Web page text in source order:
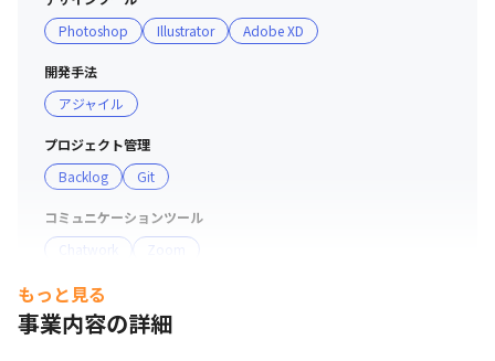
Photoshop
Illustrator Adobe XD
開発手法
アジャイル
プロジェクト管理
Backlog
Git
コミュニケーションツール
Chatwork
Zoom
もっと見る
事業内容の詳細